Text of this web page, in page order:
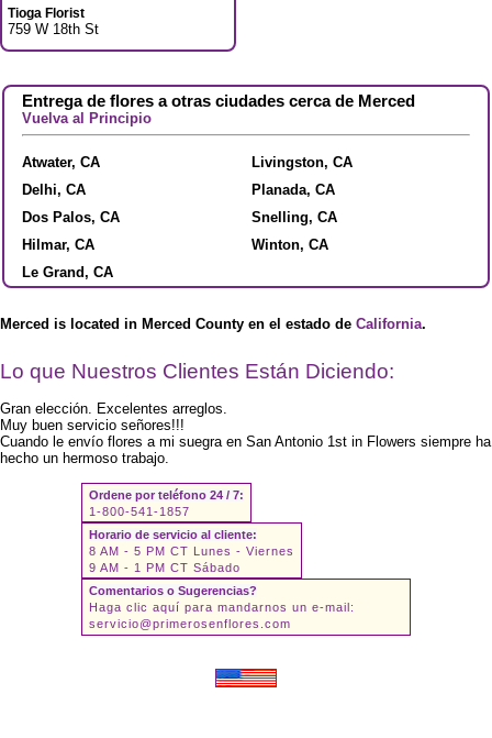
Tioga Florist
759 W 18th St
Entrega de flores a otras ciudades cerca de Merced
Vuelva al Principio
Atwater, CA
Delhi, CA
Dos Palos, CA
Hilmar, CA
Le Grand, CA
Livingston, CA
Planada, CA
Snelling, CA
Winton, CA
Merced is located in Merced County en el estado de California.
Lo que Nuestros Clientes Están Diciendo:
Gran elección. Excelentes arreglos.
Muy buen servicio señores!!!
Cuando le envío flores a mi suegra en San Antonio 1st in Flowers siempre ha
hecho un hermoso trabajo.
Ordene por teléfono 24 / 7:
1-800-541-1857
Horario de servicio al cliente:
8 AM - 5 PM CT Lunes - Viernes
9 AM - 1 PM CT Sábado
Comentarios o Sugerencias?
Haga clic aquí para mandarnos un e-mail:
servicio@primerosenflores.com